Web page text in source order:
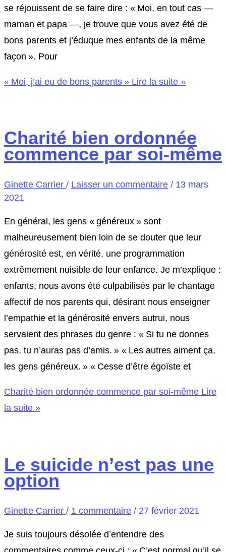
se réjouissent de se faire dire : « Moi, en tout cas —
maman et papa —, je trouve que vous avez été de
bons parents et j’éduque mes enfants de la même
façon ». Pour
« Moi, j’ai eu de bons parents » Lire la suite »
Charité bien ordonnée
commence par soi-même
Ginette Carrier / Laisser un commentaire / 13 mars
2021
En général, les gens « généreux » sont
malheureusement bien loin de se douter que leur
générosité est, en vérité, une programmation
extrêmement nuisible de leur enfance. Je m’explique :
enfants, nous avons été culpabilisés par le chantage
affectif de nos parents qui, désirant nous enseigner
l’empathie et la générosité envers autrui, nous
servaient des phrases du genre : « Si tu ne donnes
pas, tu n’auras pas d’amis. » « Les autres aiment ça,
les gens généreux. » « Cesse d’être égoïste et
Charité bien ordonnée commence par soi-même Lire
la suite »
Le suicide n’est pas une
option
Ginette Carrier / 1 commentaire / 27 février 2021
Je suis toujours désolée d’entendre des